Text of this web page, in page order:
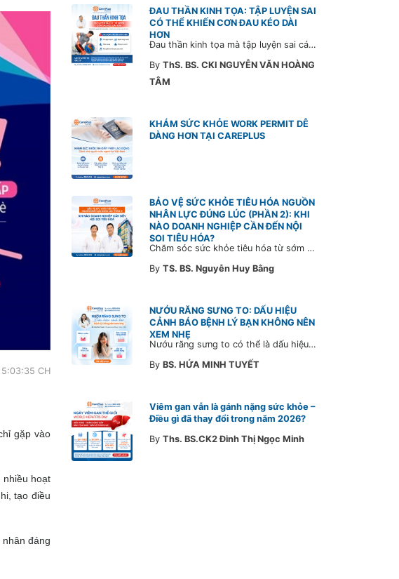
CH
gặp vào
nhiều hoạt
tạo điều
đáng
ĐAU THẦN KINH TỌA: TẬP LUYỆN SAI
CÓ THỂ KHIẾN CƠN ĐAU KÉO DÀI
HƠN
Đau thần kinh tọa mà tập luyện sai cách có thể khiến cơn đau trở nặng và kéo dài thời gian hồi phục. Tham khảo chia sẻ của Bác sĩ CarePlus để nắm các động tác cần tránh và có góc nhìn đúng về phương pháp điều trị phù hợp trong bài viết sau.
ByThS. BS. CKI NGUYỄN VĂN HOÀNG
TÂM
KHÁM SỨC KHỎE WORK PERMIT DỄ
DÀNG HƠN TẠI CAREPLUS
BẢO VỆ SỨC KHỎE TIÊU HÓA NGUỒN
NHÂN LỰC ĐÚNG LÚC (PHẦN 2): KHI
NÀO DOANH NGHIỆP CẦN ĐẾN NỘI
SOI TIÊU HÓA?
Chăm sóc sức khỏe tiêu hóa từ sớm không chỉ giúp phát hiện bệnh kịp thời mà còn góp phần xây dựng đội ngũ khỏe mạnh, ổn định và gắn bó lâu dài. CarePlus sẵn sàng đồng hành cùng doanh nghiệp trong việc thiết kế chương trình chăm sóc sức khỏe phù hợp theo từng nhân sự, nhằm tối ưu hiệu quả đầu tư phúc lợi và phát triển nguồn nhân lực bền vững.
ByTS. BS. Nguyễn Huy Bằng
NƯỚU RĂNG SƯNG TO: DẤU HIỆU
CẢNH BÁO BỆNH LÝ BẠN KHÔNG NÊN
XEM NHẸ
Nướu răng sưng to có thể là dấu hiệu cảnh báo bệnh lý răng miệng. Cùng Bác sĩ CarePlus tìm hiểu nguyên nhân, triệu chứng và thời điểm cần đi khám bác sĩ trong bài viết dưới đây.
ByBS. HỨA MINH TUYẾT
Viêm gan vẫn là gánh nặng sức khỏe –
Điều gì đã thay đổi trong năm 2026?
ByThs. BS.CK2 Đinh Thị Ngọc Minh